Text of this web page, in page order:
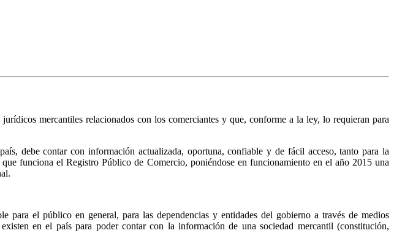
mercantiles relacionados con los comerciantes y que, conforme a la ley, lo requieran para
debe contar con información actualizada, oportuna, confiable y de fácil acceso, tanto para la
funciona el Registro Público de Comercio, poniéndose en funcionamiento en el año 2015 una
el público en general, para las dependencias y entidades del gobierno a través de medios
en el país para poder contar con la información de una sociedad mercantil (constitución,